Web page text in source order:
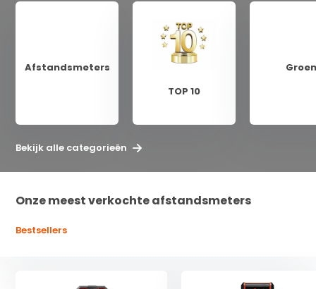
Bekijk alle categorieën
Afstandsmeters
TOP 10
Onze meest verkochte afstandsmeters
Bestsellers